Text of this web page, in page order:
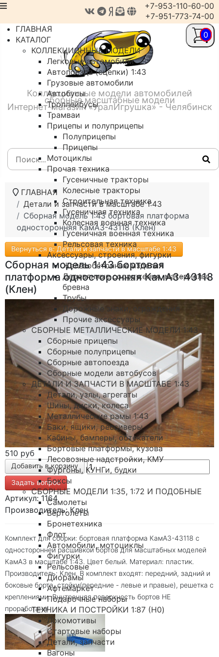
Коллекционные модели автомобилей
сборные масштабные модели
Интернет-магазин «УралИгрушка» - Челябинск
+7-953-110-60-00
+7-951-773-74-00
ГЛАВНАЯ
КАТАЛОГ
КОЛЛЕКЦИОННЫЕ МОДЕЛИ
Легковые автомобили
Автопоезда (сцепки) 1:43
Грузовые автомобили
Автобусы
Троллейбусы
Трамваи
Прицепы и полуприцепы
Полуприцепы
Прицепы
Мотоциклы
Прочая техника
Гусеничные тракторы
Колесные тракторы
Строительная техника
Гусеничная техника
Колесная военная техника
Гусеничная военная техника
Рельсовая техника
Аксессуары, строения, фигурки
Железобетонные изделия
Деревянные сооружения, материалы,
бревна
Трубы
Дорожные знаки, ограждения
Прочие аксессуары
СБОРНЫЕ МЕТАЛЛИЧЕСКИЕ МОДЕЛИ 1:43
Сборные прицепы
Сборные полуприцепы
Сборные автопоезда
Сборные модели автобусов
ДЕТАЛИ И ЗАПЧАСТИ В МАСШТАБЕ 1:43
Детали, узлы, агрегаты
Шины, диски, колеса
Металлические рамы 1:43
Баки, ящики, рессиверы
Кабины, бамперы, обтекатели
Бортовые платформы, кузова
Лесовозные надстройки, КМУ
Фургоны, КУНГи, будки
Боксы
СБОРНЫЕ МОДЕЛИ 1:35, 1:72 И ПОДОБНЫЕ
Самолеты
Вертолеты
Бронетехника
Флот
Автомобили, мотоциклы
Фигурки
Рельсовые
Диорамы
Афтемаркет
Подарочные наборы
ТЕХНИКА И ПОСТРОЙКИ 1:87 (H0)
Локомотивы
Стартовые наборы
Детали, запчасти
Вагоны
ГЛАВНАЯ
Детали и запчасти в масштабе 1:43
Сборная модель 1:43 бортовая платформа
односторонняя КамАЗ-43118 (Клен)
Вернуться в: Детали и запчасти в масштабе 1:43
Сборная модель 1:43 бортовая
платформа односторонняя КамАЗ-43118
(Клен)
510 руб
Задать вопрос
Артикул: 1164
Производитель: Клен
Комплект для сборки: бортовая платформа КамАЗ-43118 с
односторонней расшивкой бортов для масштабных моделей
КамАЗ в масштабе 1:43. Цвет белый. Материал: пластик.
Производитель: Клен. В комплект входят: передний, задний и
боковые борта, стойки(передние - левые и правые), решетка с
креплениями. Внутренняя поверхность бортов НЕ
проработана!
0